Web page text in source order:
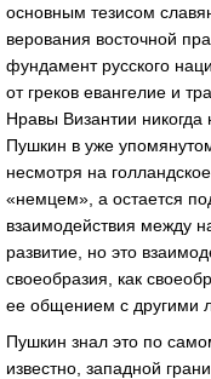
основным тезисом
верования восточной
фундамент русского
от греков евангелие и
Нравы Византии
Пушкин в уже
несмотря на
«немцем», а остается
взаимодействия между
развитие, но это
своеобразия, как
ее общением с другими
Пушкин знал это по
известно, западной